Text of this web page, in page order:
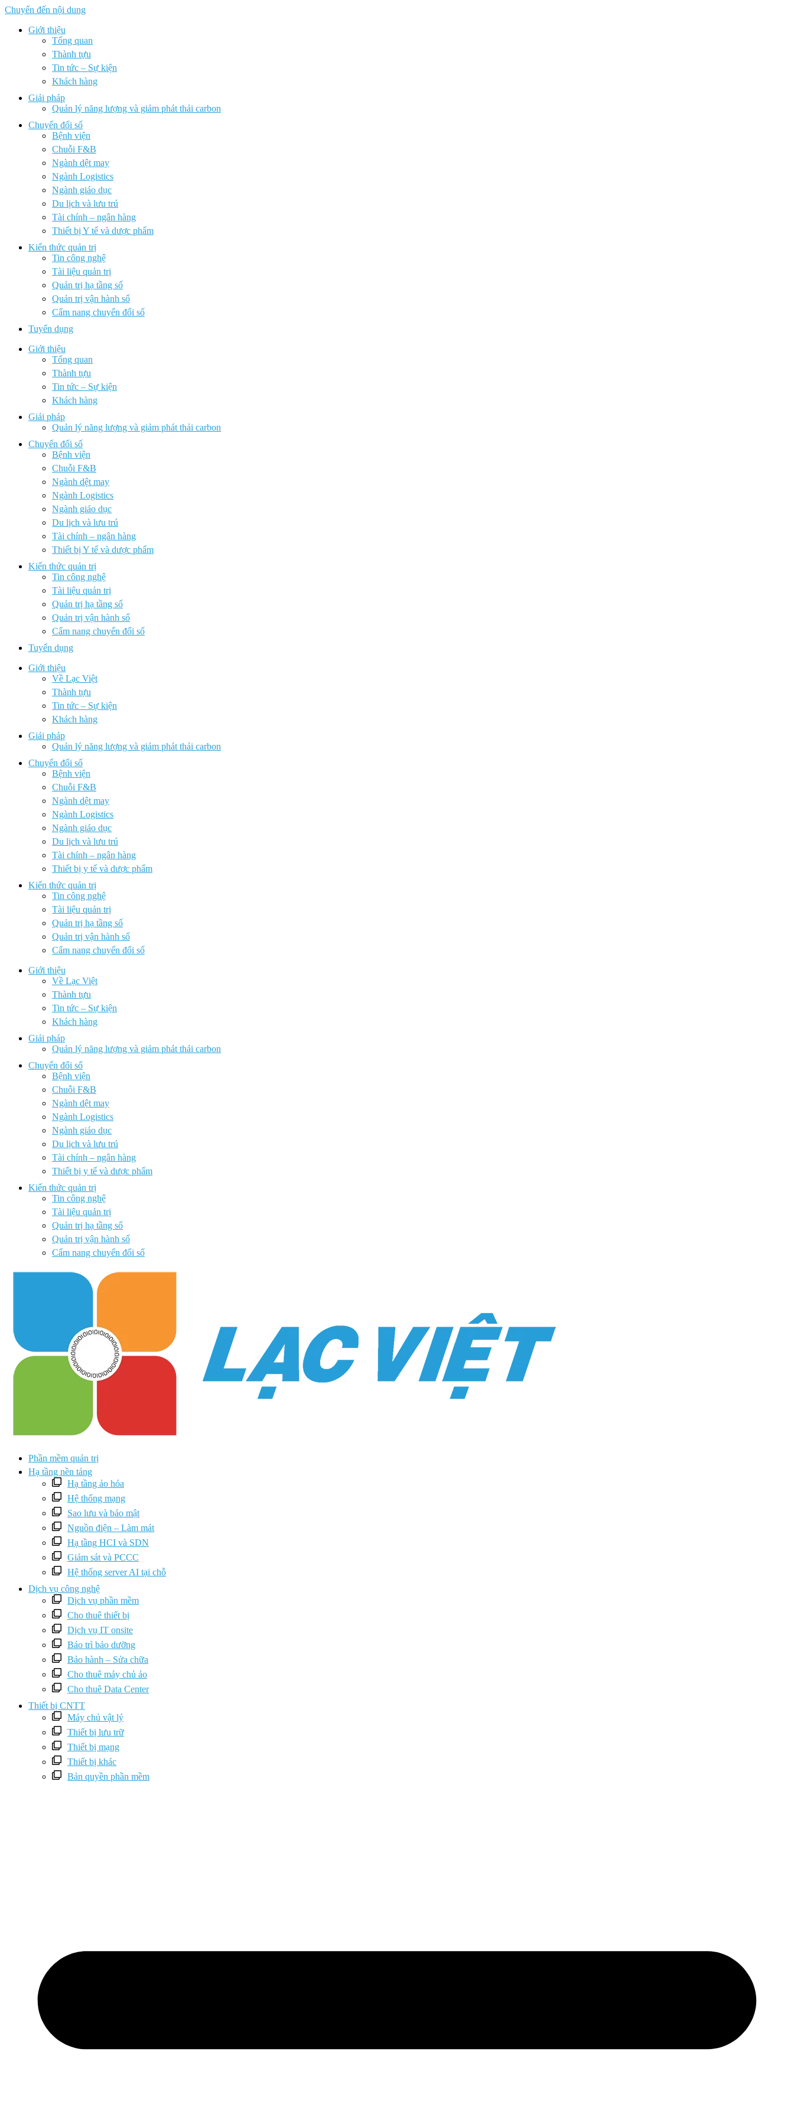
Chuyển đến nội dung
Giới thiệu
Tổng quan
Thành tựu
Tin tức – Sự kiện
Khách hàng
Giải pháp
Quản lý năng lượng và giảm phát thải carbon
Chuyển đổi số
Bệnh viện
Chuỗi F&B
Ngành dệt may
Ngành Logistics
Ngành giáo dục
Du lịch và lưu trú
Tài chính – ngân hàng
Thiết bị Y tế và dược phẩm
Kiến thức quản trị
Tin công nghệ
Tài liệu quản trị
Quản trị hạ tầng số
Quản trị vận hành số
Cẩm nang chuyển đổi số
Tuyển dụng
Giới thiệu
Tổng quan
Thành tựu
Tin tức – Sự kiện
Khách hàng
Giải pháp
Quản lý năng lượng và giảm phát thải carbon
Chuyển đổi số
Bệnh viện
Chuỗi F&B
Ngành dệt may
Ngành Logistics
Ngành giáo dục
Du lịch và lưu trú
Tài chính – ngân hàng
Thiết bị Y tế và dược phẩm
Kiến thức quản trị
Tin công nghệ
Tài liệu quản trị
Quản trị hạ tầng số
Quản trị vận hành số
Cẩm nang chuyển đổi số
Tuyển dụng
Giới thiệu
Về Lạc Việt
Thành tựu
Tin tức – Sự kiện
Khách hàng
Giải pháp
Quản lý năng lượng và giảm phát thải carbon
Chuyển đổi số
Bệnh viện
Chuỗi F&B
Ngành dệt may
Ngành Logistics
Ngành giáo dục
Du lịch và lưu trú
Tài chính – ngân hàng
Thiết bị y tế và dược phẩm
Kiến thức quản trị
Tin công nghệ
Tài liệu quản trị
Quản trị hạ tầng số
Quản trị vận hành số
Cẩm nang chuyển đổi số
Giới thiệu
Về Lạc Việt
Thành tựu
Tin tức – Sự kiện
Khách hàng
Giải pháp
Quản lý năng lượng và giảm phát thải carbon
Chuyển đổi số
Bệnh viện
Chuỗi F&B
Ngành dệt may
Ngành Logistics
Ngành giáo dục
Du lịch và lưu trú
Tài chính – ngân hàng
Thiết bị y tế và dược phẩm
Kiến thức quản trị
Tin công nghệ
Tài liệu quản trị
Quản trị hạ tầng số
Quản trị vận hành số
Cẩm nang chuyển đổi số
Phần mềm quản trị
Hạ tầng nền tảng
Hạ tầng ảo hóa
Hệ thống mạng
Sao lưu và bảo mật
Nguồn điện – Làm mát
Hạ tầng HCI và SDN
Giám sát và PCCC
Hệ thống server AI tại chỗ
Dịch vụ công nghệ
Dịch vụ phần mềm
Cho thuê thiết bị
Dịch vụ IT onsite
Bảo trì bảo dưỡng
Bảo hành – Sửa chữa
Cho thuê máy chủ ảo
Cho thuê Data Center
Thiết bị CNTT
Máy chủ vật lý
Thiết bị lưu trữ
Thiết bị mạng
Thiết bị khác
Bản quyền phần mềm